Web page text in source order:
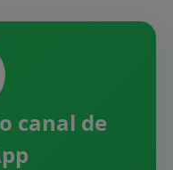
canal de